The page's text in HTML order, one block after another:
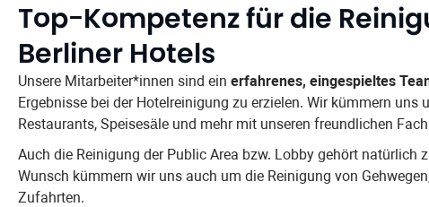
Top-Kompetenz für die
Berliner Hotels
Unsere Mitarbeiter*innen sind ein erfahrenes, eingespieltes
Ergebnisse bei der Hotelreinigung zu erzielen. Wir kümmern uns
Restaurants, Speisesäle und mehr mit unseren freundlichen
Auch die Reinigung der Public Area bzw. Lobby gehört natürlich
Wunsch kümmern wir uns auch um die Reinigung von
Zufahrten.